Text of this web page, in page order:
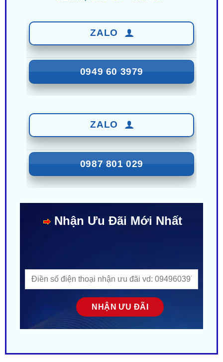
0949 60 3979
0987 801 029